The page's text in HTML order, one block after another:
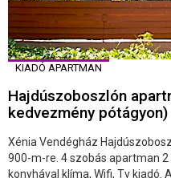
KIADÓ APARTMAN
Hajdúszoboszlón
kedvezmény pótágyon)
Xénia Vendégház
900-m-re. 4 szobás apartman
konyhával klíma, Wifi, Tv kiadó.